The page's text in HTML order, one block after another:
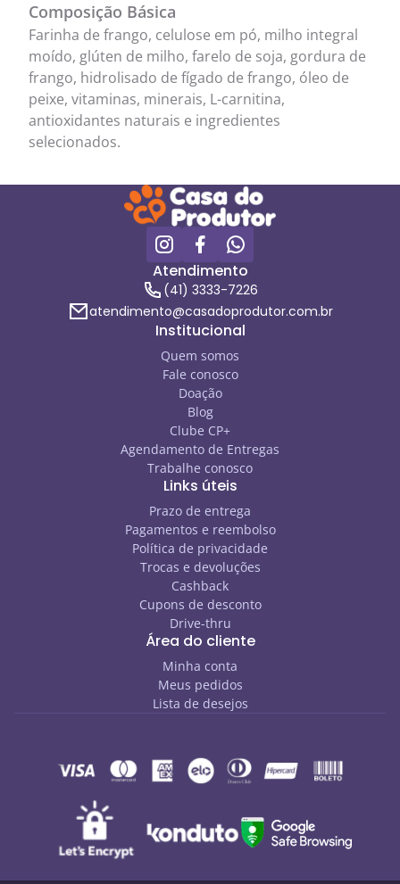
Composição Básica
Farinha de frango, celulose em pó, milho integral
moído, glúten de milho, farelo de soja, gordura de
frango, hidrolisado de fígado de frango, óleo de
peixe, vitaminas, minerais, L-carnitina,
antioxidantes naturais e ingredientes
selecionados.
Atendimento
(41) 3333-7226
atendimento@casadoprodutor.com.br
Institucional
Quem somos
Fale conosco
Doação
Blog
Clube CP+
Agendamento de Entregas
Trabalhe conosco
Links úteis
Prazo de entrega
Pagamentos e reembolso
Política de privacidade
Trocas e devoluções
Cashback
Cupons de desconto
Drive-thru
Área do cliente
Minha conta
Meus pedidos
Lista de desejos